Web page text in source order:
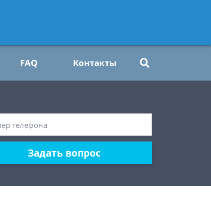
FAQ Контакты
Задать вопрос